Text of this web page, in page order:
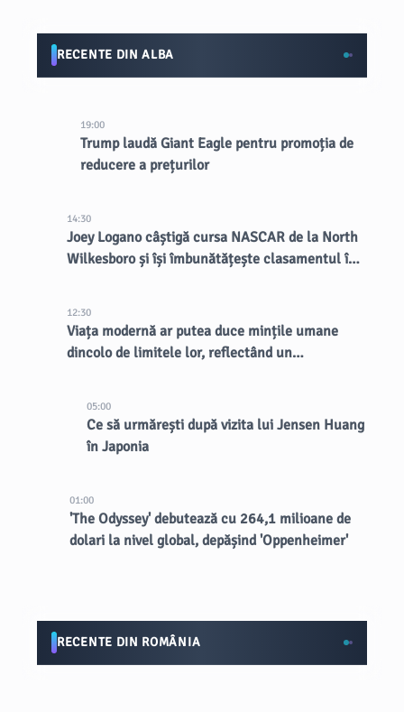
RECENTE DIN ALBA
19:00
Trump laudă Giant Eagle pentru promoția de
reducere a prețurilor
14:30
Joey Logano câștigă cursa NASCAR de la North
Wilkesboro și își îmbunătățește clasamentul în
12:30
Viața modernă ar putea duce mințile umane
dincolo de limitele lor, reflectând un
05:00
Ce să urmărești după vizita lui Jensen Huang
în Japonia
01:00
'The Odyssey' debutează cu 264,1 milioane de
dolari la nivel global, depășind 'Oppenheimer'
RECENTE DIN ROMÂNIA